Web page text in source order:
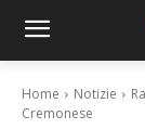
Home Notizie
Cremonese